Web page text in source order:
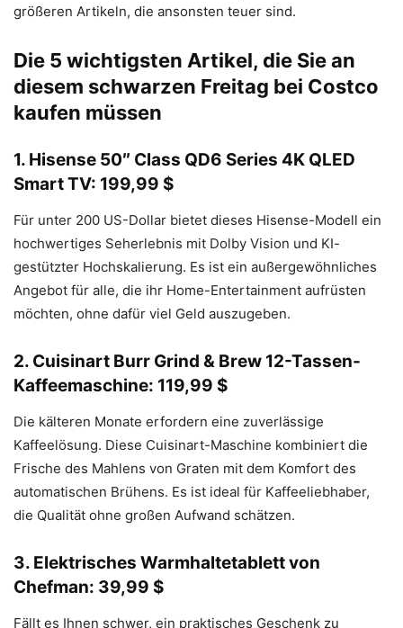
größeren Artikeln, die ansonsten teuer sind.
Die 5 wichtigsten Artikel, die Sie an
diesem schwarzen Freitag bei Costco
kaufen müssen
1. Hisense 50″ Class QD6 Series 4K QLED
Smart TV: 199,99 $
Für unter 200 US-Dollar bietet dieses Hisense-Modell ein
hochwertiges Seherlebnis mit Dolby Vision und KI-
gestützter Hochskalierung. Es ist ein außergewöhnliches
Angebot für alle, die ihr Home-Entertainment aufrüsten
möchten, ohne dafür viel Geld auszugeben.
2. Cuisinart Burr Grind & Brew 12-Tassen-
Kaffeemaschine: 119,99 $
Die kälteren Monate erfordern eine zuverlässige
Kaffeelösung. Diese Cuisinart-Maschine kombiniert die
Frische des Mahlens von Graten mit dem Komfort des
automatischen Brühens. Es ist ideal für Kaffeeliebhaber,
die Qualität ohne großen Aufwand schätzen.
3. Elektrisches Warmhaltetablett von
Chefman: 39,99 $
Fällt es Ihnen schwer, ein praktisches Geschenk zu